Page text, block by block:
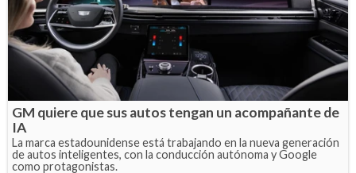
GM quiere que sus autos tengan un acompañante de
IA
La marca estadounidense está trabajando en la nueva generación
de autos inteligentes, con la conducción autónoma y Google
como protagonistas.